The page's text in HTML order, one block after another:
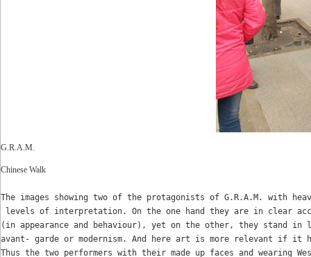
G.R.A.M.
Chinese Walk
The images showing two of the protagonists of G.R.A.M. with
levels of interpretation. On the one hand they are in clear
(in appearance and behaviour), yet on the other, they stand in
avant- garde or modernism. And here art is more relevant if it
Thus the two performers with their made up faces and wearing